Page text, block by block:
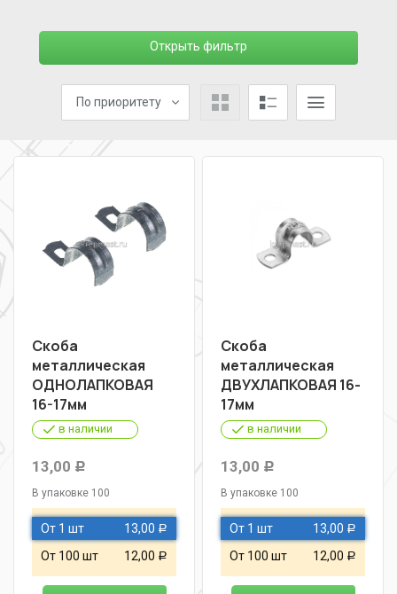
Открыть фильтр
По приоритету
Скоба
металлическая
ОДНОЛАПКОВАЯ
16-17мм
в наличии
13,00 Р
В упаковке 100
От 1 шт 13,00 Р
От 100 шт 12,00 Р
Скоба
металлическая
ДВУХЛАПКОВАЯ 16-
17мм
в наличии
13,00 Р
В упаковке 100
От 1 шт 13,00 Р
От 100 шт 12,00 Р